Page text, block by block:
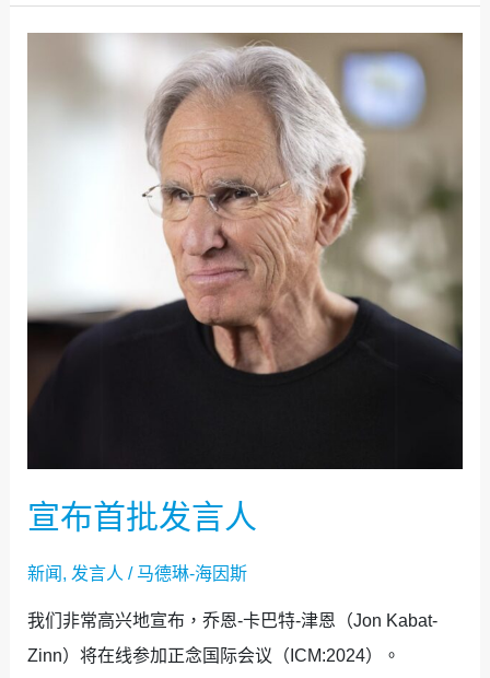
宣布首批发言人
新闻 , 发言人 / 马德琳-海因斯
我们非常高兴地宣布，乔恩-卡巴特-津恩（Jon Kabat-
Zinn）将在线参加正念国际会议（ICM:2024）。
宣
布
首
批
发
言
人